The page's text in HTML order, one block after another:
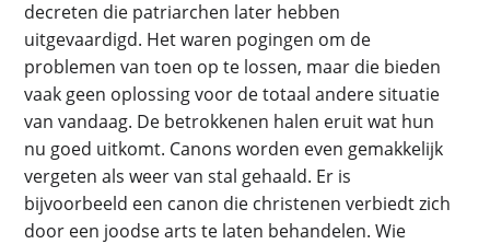
decreten die patriarchen later hebben
uitgevaardigd. Het waren pogingen om de
problemen van toen op te lossen, maar die bieden
vaak geen oplossing voor de totaal andere situatie
van vandaag. De betrokkenen halen eruit wat hun
nu goed uitkomt. Canons worden even gemakkelijk
vergeten als weer van stal gehaald. Er is
bijvoorbeeld een canon die christenen verbiedt zich
door een joodse arts te laten behandelen. Wie